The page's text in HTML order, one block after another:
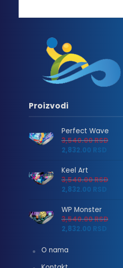
Proizvodi
Perfect Wave
3,540.00RSD
2,832.00 RSD
Keel Art
3,540.00RSD
2,832.00 RSD
WP Monster
3,540.00RSD
2,832.00 RSD
O nama